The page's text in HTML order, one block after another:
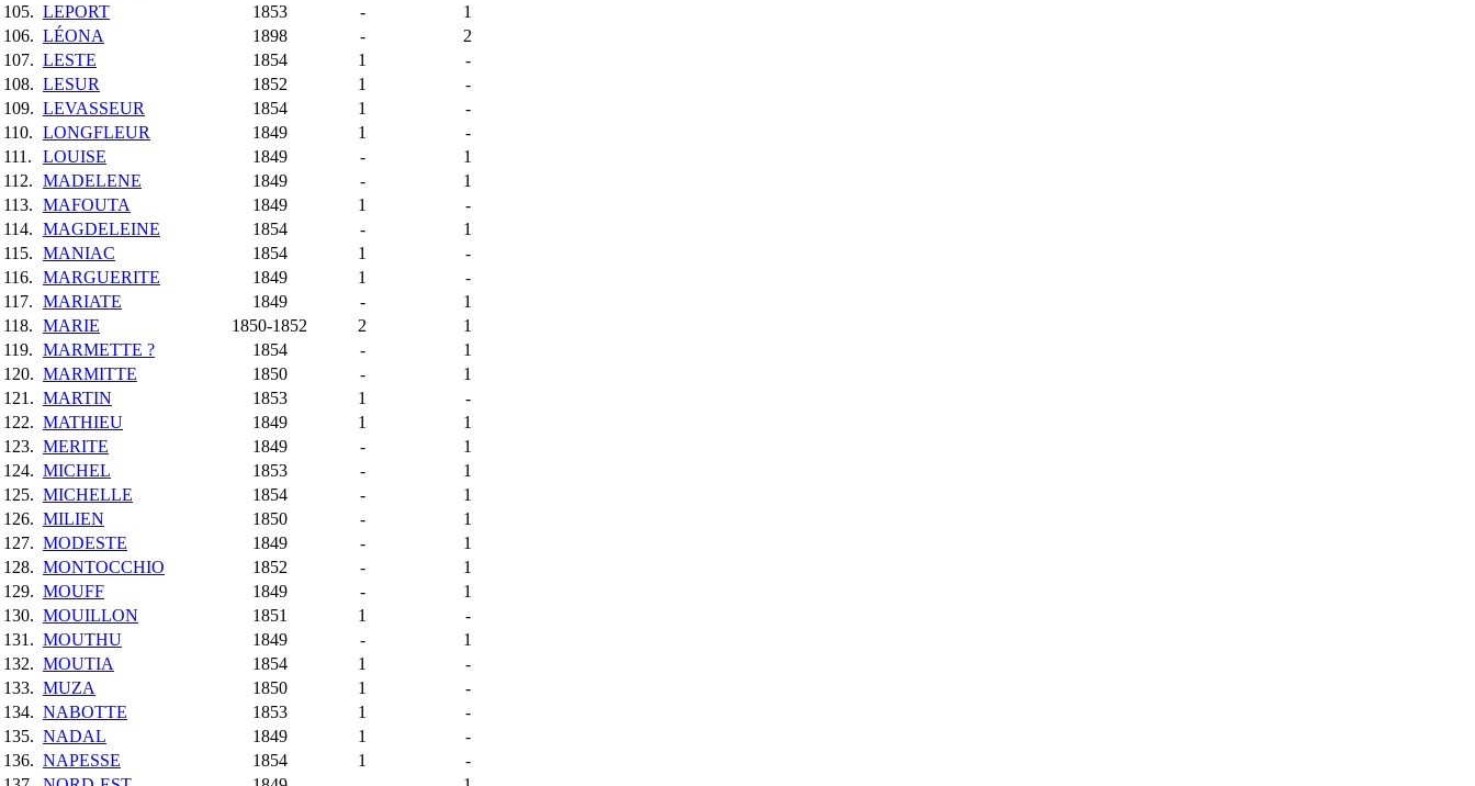
105. LEPORT 1853 -
1
106. LÉONA 1898 -
2
107. LESTE 1854 1
-
108. LESUR 1852 1
-
109. LEVASSEUR 1854 1
-
110. LONGFLEUR 1849 1
-
111.
LOUISE 1849 -
1
112. MADELENE 1849 -
1
113. MAFOUTA 1849 1
-
114. MAGDELEINE 1854 -
1
115. MANIAC 1854 1
-
116. MARGUERITE 1849 1
-
117. MARIATE 1849 -
1
118. MARIE 1850-1852 2
1
119. MARMETTE ? 1854 -
1
120. MARMITTE 1850 -
1
121. MARTIN 1853 1
-
122. MATHIEU 1849 1
1
123. MERITE 1849 -
1
124. MICHEL 1853 -
1
125. MICHELLE 1854 -
1
126. MILIEN 1850 -
1
127. MODESTE 1849 -
1
128. MONTOCCHIO 1852 -
1
129. MOUFF 1849 -
1
130. MOUILLON 1851 1
-
131. MOUTHU 1849 -
1
132. MOUTIA 1854 1
-
133. MUZA 1850 1
-
134. NABOTTE 1853 1
-
135. NADAL 1849 1
-
136. NAPESSE 1854 1
-